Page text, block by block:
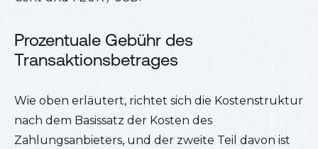
Prozentuale Gebühr des
Transaktionsbetrages
Wie oben erläutert, richtet sich die Kostenstruktur
nach dem Basissatz der Kosten des
Zahlungsanbieters, und der zweite Teil davon ist